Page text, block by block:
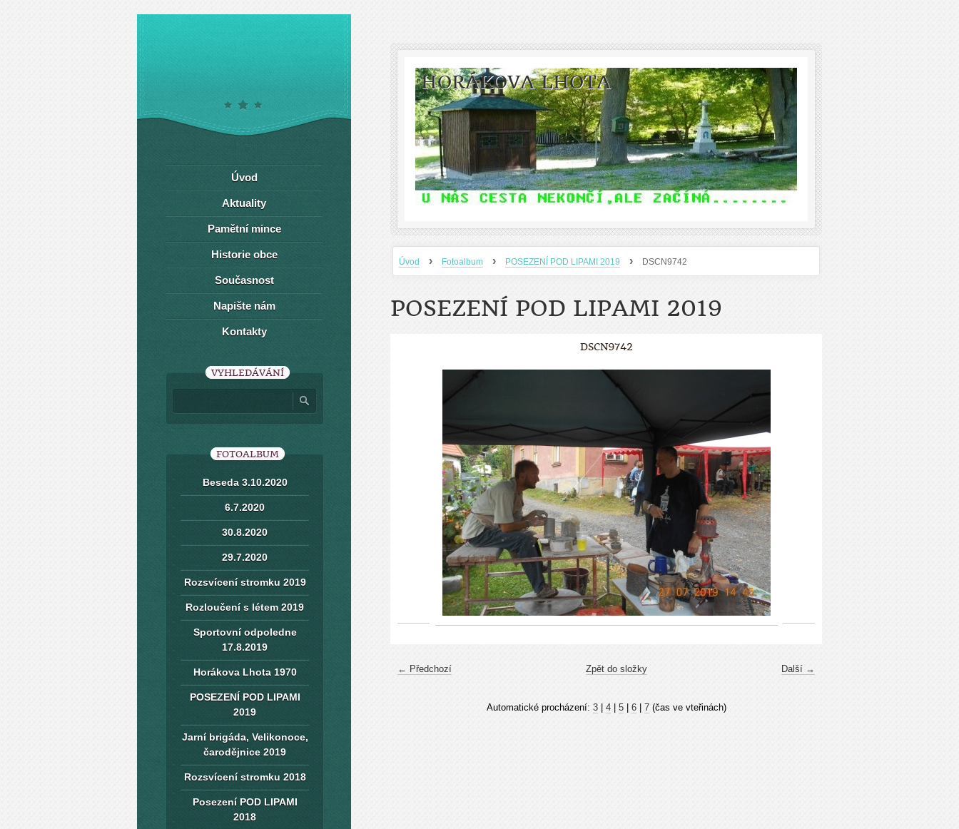
HORÁKOVA LHOTA
Úvod › Fotoalbum › POSEZENÍ POD LIPAMI 2019 › DSCN9742
POSEZENÍ POD LIPAMI 2019
DSCN9742
← Předchozí Další →
Zpět do složky
Automatické procházení: 3| 4| 5| 6| 7(čas ve vteřinách)
Úvod
Aktuality
Pamětní mince
Historie obce
Současnost
Napište nám
Kontakty
VYHLEDÁVÁNÍ
FOTOALBUM
Beseda 3.10.2020
6.7.2020
30.8.2020
29.7.2020
Rozsvícení stromku 2019
Rozloučení s létem 2019
Sportovní odpoledne
17.8.2019
Horákova Lhota 1970
POSEZENÍ POD LIPAMI
2019
Jarní brigáda, Velikonoce,
čarodějnice 2019
Rozsvícení stromku 2018
Posezení POD LIPAMI
2018